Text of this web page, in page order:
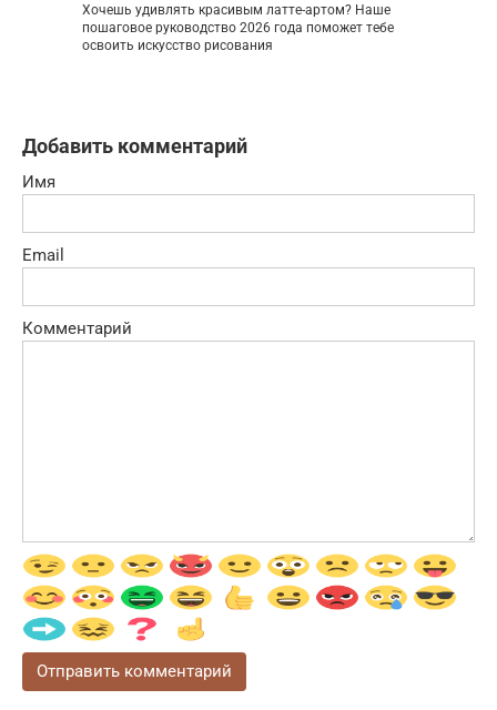
Хочешь удивлять красивым латте-артом? Наше
пошаговое руководство 2026 года поможет тебе
освоить искусство рисования
Добавить комментарий
Имя
Email
Комментарий